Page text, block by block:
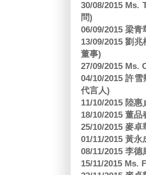
30/08/2015 Ms.
問)
06/09/2015 梁
13/09/2015 劉
董事)
27/09/2015 Ms.
04/10/2015 許
代言人)
11/10/2015 陸
18/10/2015 董
25/10/2015 麥
01/11/2015 黃
08/11/2015 李
15/11/2015 Ms.